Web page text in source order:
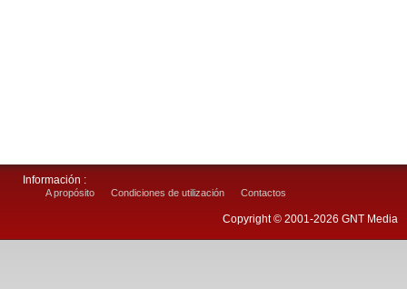
Información :
A propósito Condiciones de utilización Contactos
Copyright © 2001-2026 GNT Media